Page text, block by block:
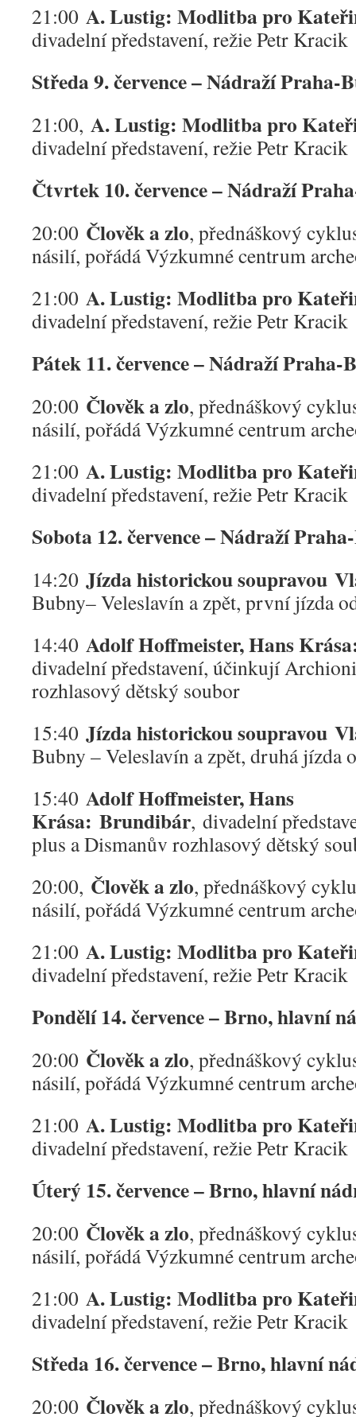
21:00 A. Lustig: Modlitba pro
divadelní představení, režie Petr Kracik
Středa 9. července – Nádraží Praha-
21:00, A. Lustig: Modlitba pro
divadelní představení, režie Petr Kracik
Čtvrtek 10. července – Nádraží
20:00 Člověk a zlo, přednáškový
násilí, pořádá Výzkumné centrum
21:00 A. Lustig: Modlitba pro
divadelní představení, režie Petr Kracik
Pátek 11. července – Nádraží Praha-
20:00 Člověk a zlo, přednáškový
násilí, pořádá Výzkumné centrum
21:00 A. Lustig: Modlitba pro
divadelní představení, režie Petr Kracik
Sobota 12. července – Nádraží
14:20 Jízda historickou soupravou
Bubny– Veleslavín a zpět, první jízda
14:40 Adolf Hoffmeister, Hans
divadelní představení, účinkují
rozhlasový dětský soubor
15:40 Jízda historickou soupravou
Bubny – Veleslavín a zpět, druhá jízda
15:40 Adolf Hoffmeister, Hans
Krása: Brundibár, divadelní
plus a Dismanův rozhlasový dětský
20:00, Člověk a zlo, přednáškový
násilí, pořádá Výzkumné centrum
21:00 A. Lustig: Modlitba pro
divadelní představení, režie Petr Kracik
Pondělí 14. července – Brno, hlavní
20:00 Člověk a zlo, přednáškový
násilí, pořádá Výzkumné centrum
21:00 A. Lustig: Modlitba pro
divadelní představení, režie Petr Kracik
Úterý 15. července – Brno, hlavní
20:00 Člověk a zlo, přednáškový
násilí, pořádá Výzkumné centrum
21:00 A. Lustig: Modlitba pro
divadelní představení, režie Petr Kracik
Středa 16. července – Brno, hlavní
20:00 Člověk a zlo, přednáškový